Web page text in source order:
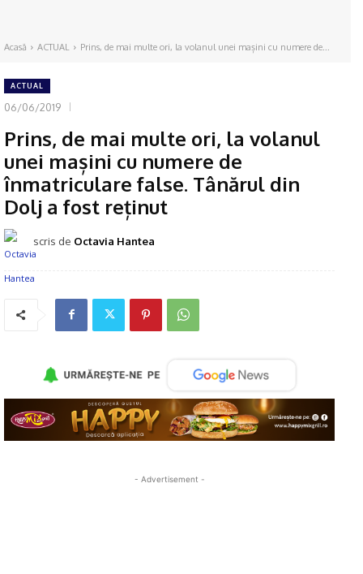
Acasă ACTUAL Prins, de mai multe ori, la volanul unei mașini cu numere de...
ACTUAL
06/06/2019
Prins, de mai multe ori, la volanul
unei mașini cu numere de
înmatriculare false. Tânărul din
Dolj a fost reținut
scris de Octavia Hantea
- Advertisement -